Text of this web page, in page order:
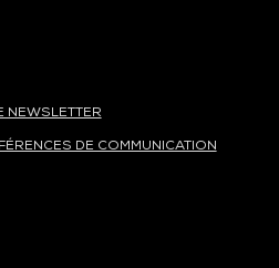
DE COMMUNICATION